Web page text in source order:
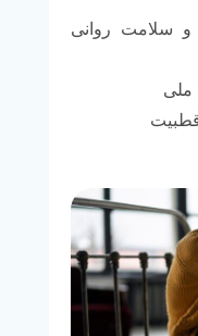
سلامت روانی
ملی